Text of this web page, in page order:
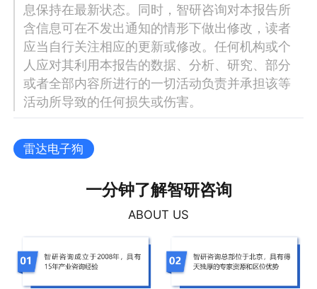
息保持在最新状态。同时，智研咨询对本报告所
含信息可在不发出通知的情形下做出修改，读者
应当自行关注相应的更新或修改。任何机构或个
人应对其利用本报告的数据、分析、研究、部分
或者全部内容所进行的一切活动负责并承担该等
活动所导致的任何损失或伤害。
雷达电子狗
一分钟了解智研咨询
ABOUT US